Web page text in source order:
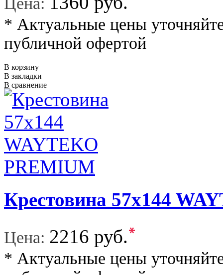
* Актуальные цены
публичной офертой
В корзину
В закладки
В сравнение
Крестовина 57x144
Цена: 2216 руб.*
* Актуальные цены